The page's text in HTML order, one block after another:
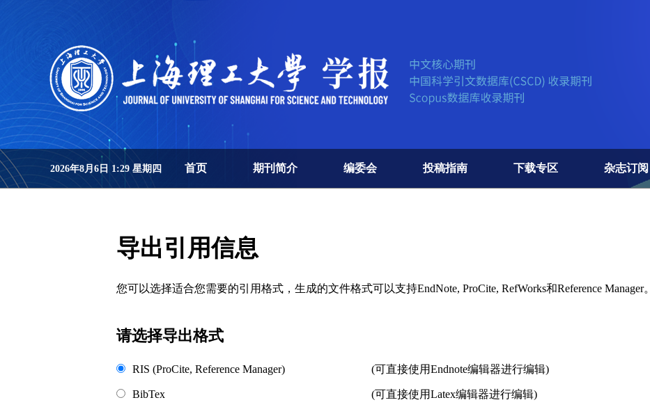
2026年8月6日 1:29 星期四 首页 期刊简介 编委会 投稿指南 下载专区 杂志订阅
导出引用信息
您可以选择适合您需要的引用格式，生成的文件格式可以支持EndNote, ProCite, RefWorks和Reference Manager。
请选择导出格式
RIS (ProCite, Reference Manager) (可直接使用Endnote编辑器进行编辑)
BibTex (可直接使用Latex编辑器进行编辑)